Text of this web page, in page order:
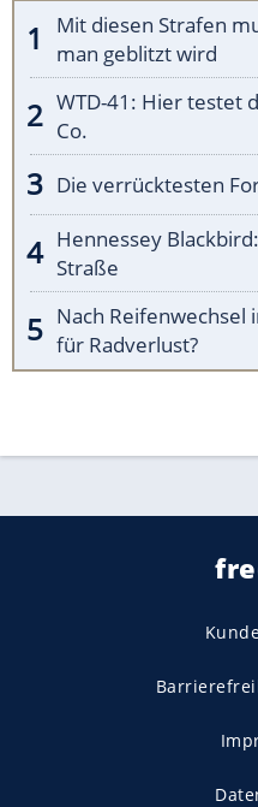
Mit diesen Strafen
man geblitzt wird
WTD-41: Hier testet
Co.
Die verrücktesten
Hennessey
Straße
Nach
für Radverlust?